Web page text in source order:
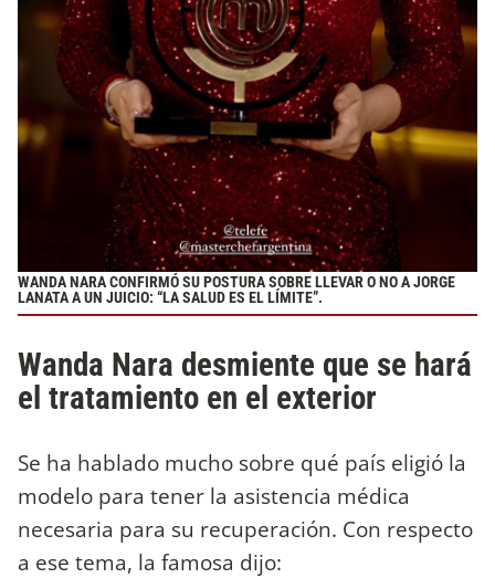
WANDA NARA CONFIRMÓ SU POSTURA SOBRE LLEVAR O NO A JORGE
LANATA A UN JUICIO: “LA SALUD ES EL LÍMITE”.
Wanda Nara desmiente que se hará
el tratamiento en el exterior
Se ha hablado mucho sobre qué país eligió la
modelo para tener la asistencia médica
necesaria para su recuperación. Con respecto
a ese tema, la famosa dijo: